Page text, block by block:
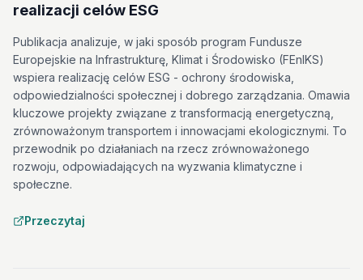
realizacji celów ESG
Publikacja analizuje, w jaki sposób program Fundusze
Europejskie na Infrastrukturę, Klimat i Środowisko (FEnIKS)
wspiera realizację celów ESG - ochrony środowiska,
odpowiedzialności społecznej i dobrego zarządzania. Omawia
kluczowe projekty związane z transformacją energetyczną,
zrównoważonym transportem i innowacjami ekologicznymi. To
przewodnik po działaniach na rzecz zrównoważonego
rozwoju, odpowiadających na wyzwania klimatyczne i
społeczne.
Przeczytaj